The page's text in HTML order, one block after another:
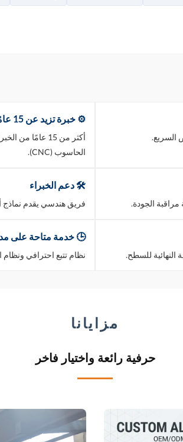
⚙️ خبرة تزيد عن 15 عامًا
أكثر من 15 عامًا
الحاسوب (CNC).
🛠️ دعم الخبراء
فريق هندسي يقدم نماذج
النهائية للسطح.
🕒 خدمة متاحة على
نظام تتبع احترافي ونظام
مزايانا
حرفية رائعة واختيار فاخر